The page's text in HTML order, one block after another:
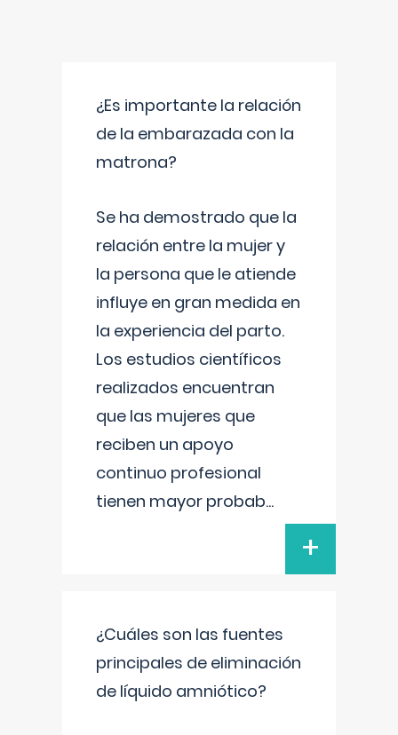
¿Es importante la relación
de la embarazada con la
matrona?
Se ha demostrado que la
relación entre la mujer y
la persona que le atiende
influye en gran medida en
la experiencia del parto.
Los estudios científicos
realizados encuentran
que las mujeres que
reciben un apoyo
continuo profesional
tienen mayor probab...
+
¿Cuáles son las fuentes
principales de eliminación
de líquido amniótico?